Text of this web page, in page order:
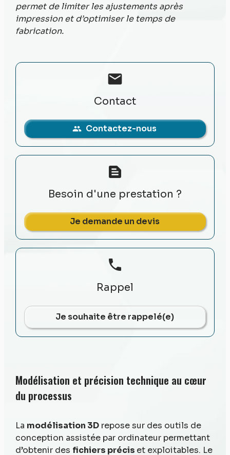
permet de limiter les ajustements après
impression et d’optimiser le temps de
fabrication.
mail
Contact
people Contactez-nous
text_snippet
Besoin d'une prestation ?
Je demande un devis
phone
Rappel
Je souhaite être rappelé(e)
Modélisation et précision technique au cœur
du processus
La modélisation 3Drepose sur des outils de
conception assistée par ordinateur permettant
d’obtenir des fichiers précis et exploitables. Le